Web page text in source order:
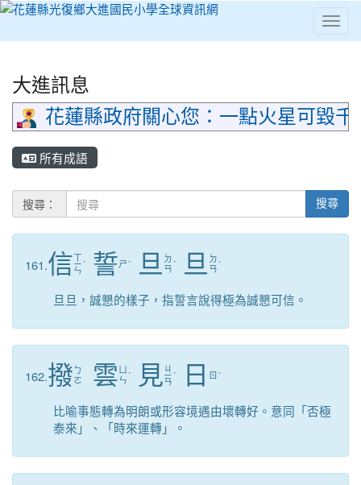
⏸
大進訊息
花蓮縣政府關心您：一點火星可毀
所有成語
搜尋： 搜尋
161.信ㄒ
ㄧ
ㄣ
ˋ 誓ㄕˋ 旦
ㄉ
ㄢˋ 旦
ㄉ
ㄢˋ
旦旦，誠懇的樣子，指誓言說得極為誠懇可信。
162.撥 ㄅ
ㄛ
雲ㄣ ˊ 見 ㄐ
ㄧ
ㄢ
ˋ 日 ㄖ ˋ
比喻事態轉為明朗或形容境遇由壞轉好。意同「否極
泰來」、「時來運轉」。